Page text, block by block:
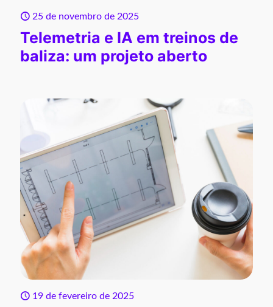
25 de novembro de 2025
Telemetria e IA em treinos de
baliza: um projeto aberto
19 de fevereiro de 2025